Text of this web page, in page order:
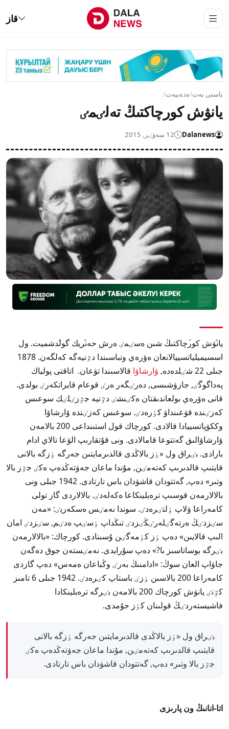
قاز
باستى بەت/ەدەبيەت/
يانۋش كورچاكتىڭ تەلٸمٸ
Dalanews 12 سەۋٸر, 2015
يا́نۋش كو́رچاكتىڭ شىن ەسٸمٸ ەرش حە́نريك گو́لدشميت. ول
اسسيميلياتسييالانعان ەۆرەي وتباسىندا دٷنيەگە كەلگەن. 1878
جىلى 22 شٸلدەدە,
ۆارشاۆا قالاسىندا تۋعان. اتاقتى پولياك
پەداگوگٸ, جازۋشىسى, دەرٸگەر ەرٸ قوعام قايراتكەرٸ بولدى.
قانى ەۆرەي بولعاندىقتان ەكٸنشٸ دٷنيە جٷزٸلٸك سوعىس
كەزٸندە قۋعىنداۋ كٶرەدٸ. سوعىس كەزٸندە ۆارشاۆا
وككۋپاتسييادا قالادى. كورچاك قول استىنداعى 200 بالامەن
ۆارشاۆالىق گەتتوعا قامالادى. ونى قۇتقارىپ الۋعا تالاي ادام
بارادى. بٸراق ول «ٶز بالاڭدى قالدىرمايتىن جەرگە ٶزگە بالانى
قايتىپ قالدىرىپ كەتەمٸن, مۇندا ماعان جەۋتەڭدەپ ەكٸ جٷز بالا
وتىر» دەپ, گەتتودان قاشۋدان باس تارتادى. 1942 جىلى ونى
بالالارمەن قوسىپ ترەبلينكاعا ەكەلەدٸ. بالالاردى گاز تولى
كامەراعا ۋلاپ ٶلتٸرەدٸ. سوندا نەمٸس ەسكەريٸ: «مەن
سٸزدٸڭ ەرتەگٸلەرٸڭٸزدٸ تىڭداپ ٶسٸپ ەدٸم, سٸزدٸ امان
الىپ قالايىن» دەپ ٶز كٶمەگٸن ۇسىنادى. كورچاك: «بالالارمەن
بٸرگە بوساتاسىز با?» دەپ سۇرايدى. نەمٸستەن جوق دەگەن
جاۋاپ العان سوڭ: «ادامنىڭ بەرٸ وڭباعان ەمەس» دەپ گازدى
كامەراعا 200 بالاسىن ٶزٸ باستاپ كٸرەدٸ. 1942 جىلى 6 تامىز
كٷنٸ يانۋش كورچاك 200 بالامەن بٸرگە ترەبلينكادا
فاشيستەردٸڭ قولىنان كٶز جۇمدى.
بٸراق ول «ٶز بالاڭدى قالدىرمايتىن جەرگە ٶزگە بالانى
قايتىپ قالدىرىپ كەتەمٸن, مۇندا ماعان جەۋتەڭدەپ ەكٸ
جٷز بالا وتىر» دەپ, گەتتودان قاشۋدان باس تارتادى.
اتا-انانىڭ ون پارىزى